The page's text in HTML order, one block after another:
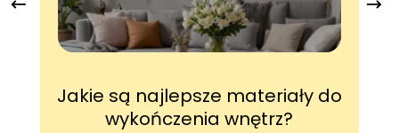
Jakie są najlepsze materiały do
wykończenia wnętrz?